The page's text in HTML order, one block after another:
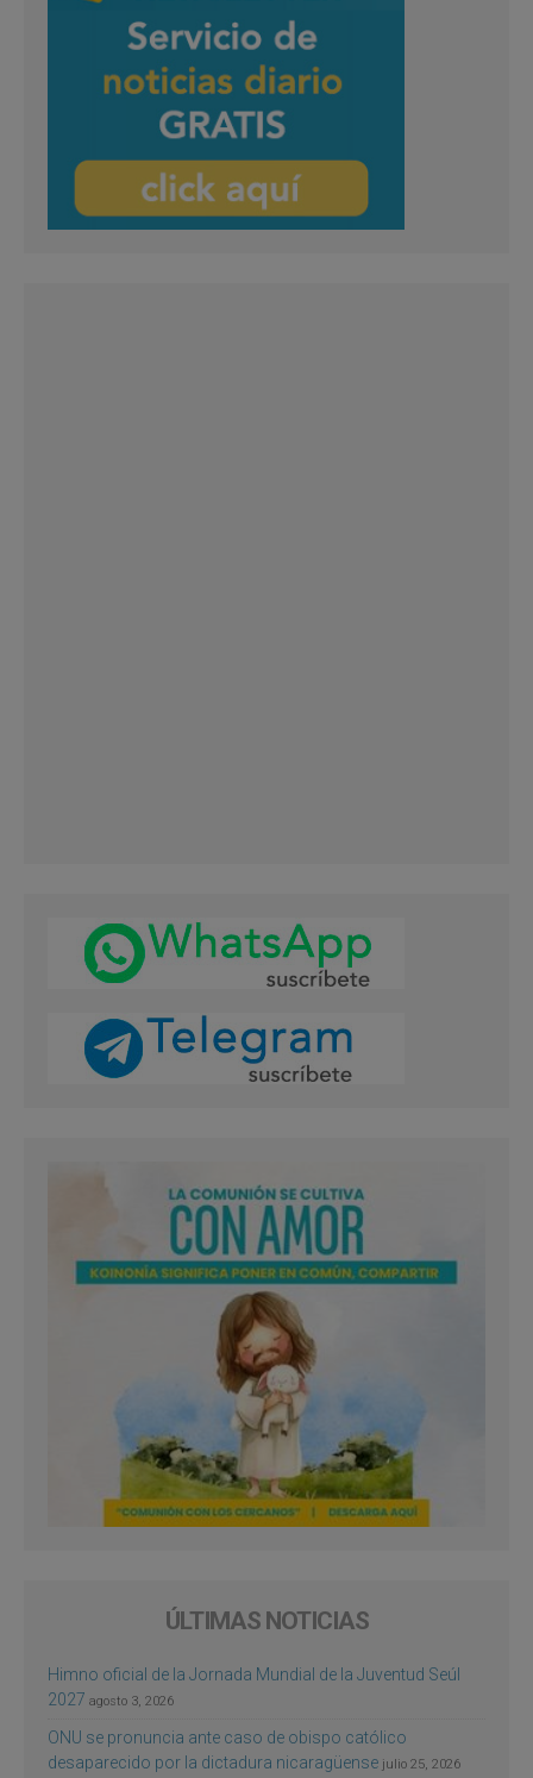
ÚLTIMAS NOTICIAS
Himno oficial de la Jornada Mundial de la Juventud Seúl
2027 agosto 3, 2026
ONU se pronuncia ante caso de obispo católico
desaparecido por la dictadura nicaragüense julio 25, 2026